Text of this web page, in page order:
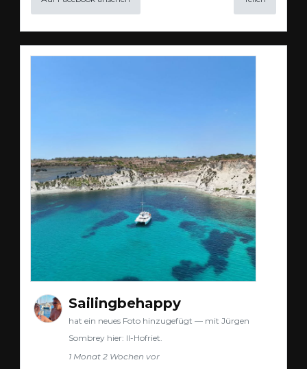
Sailingbehappy
hat ein neues Foto hinzugefügt — mit Jürgen
Sombrey hier: Il-Hofriet.
1 Monat 2 Wochen vor